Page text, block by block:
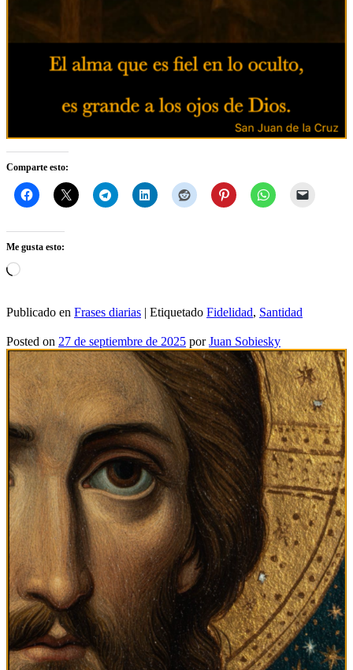
Comparte esto:
Me gusta esto:
Cargando...
Publicado en Frases diarias | Etiquetado Fidelidad, Santidad
Posted on 27 de septiembre de 2025 porJuan Sobiesky